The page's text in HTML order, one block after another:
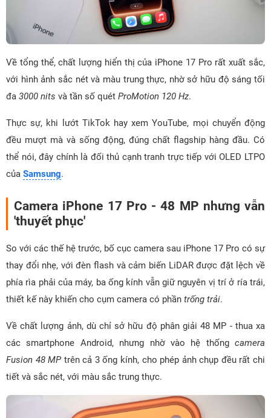
Về tổng thể, chất lượng hiển thị của iPhone 17 Pro rất xuất sắc,
với hình ảnh sắc nét và màu trung thực, nhờ sở hữu độ sáng tối
đa 3000 nits và tần số quét ProMotion 120 Hz.
Thực sự, khi lướt TikTok hay xem YouTube, mọi chuyển động
đều mượt mà và sống động, đúng chất flagship hàng đầu. Có
thể nói, đây chính là đối thủ cạnh tranh trực tiếp với OLED LTPO
của Samsung.
Camera iPhone 17 Pro - 48 MP nhưng vẫn
'thuyết phục'
So với các thế hệ trước, bố cục camera sau iPhone 17 Pro có sự
thay đổi nhẹ, với đèn flash và cảm biến LiDAR được đặt lệch về
phía rìa phải của máy, ba ống kính vẫn giữ nguyên vị trí ở ría trái,
thiết kế này khiến cho cụm camera có phần trống trải.
Về chất lượng ảnh, dù chỉ sở hữu độ phân giải 48 MP - thua xa
các smartphone Android, nhưng nhờ vào hệ thống camera
Fusion 48 MPtrên cả 3 ống kính, cho phép ảnh chụp đều rất chi
tiết và sắc nét, với màu sắc trung thực.